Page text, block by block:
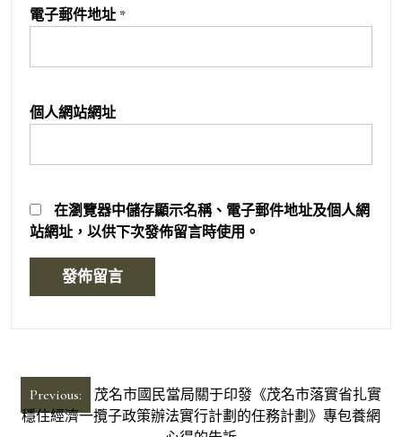
電子郵件地址 *
個人網站網址
在瀏覽器中儲存顯示名稱、電子郵件地址及個人網
站網址，以供下次發佈留言時使用。
文
章
Previous:
茂名市國民當局關于印發《茂名市落實省扎實
穩住經濟一攬子政策辦法實行計劃的任務計劃》專包養網